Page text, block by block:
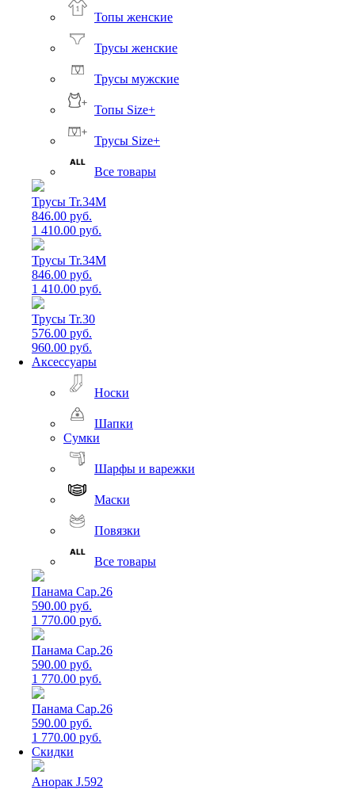
Топы женские
Трусы женские
Трусы мужские
Топы Size+
Трусы Size+
Все товары
Трусы Tr.34M
846.00 руб.
1 410.00 руб.
Трусы Tr.34M
846.00 руб.
1 410.00 руб.
Трусы Tr.30
576.00 руб.
960.00 руб.
Аксессуары
Носки
Шапки
Сумки
Шарфы и варежки
Маски
Повязки
Все товары
Панама Cap.26
590.00 руб.
1 770.00 руб.
Панама Cap.26
590.00 руб.
1 770.00 руб.
Панама Cap.26
590.00 руб.
1 770.00 руб.
Скидки
Анорак J.592